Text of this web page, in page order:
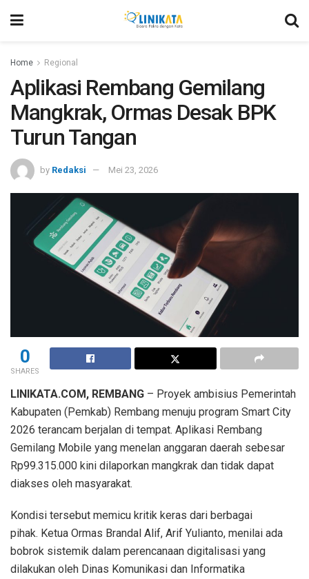
Home Regional
Aplikasi Rembang Gemilang
Mangkrak, Ormas Desak BPK
Turun Tangan
by Redaksi Mei 23, 2026
0
SHARES
LINIKATA.COM, REMBANG – Proyek ambisius Pemerintah
Kabupaten (Pemkab) Rembang menuju program Smart City
2026 terancam berjalan di tempat. Aplikasi Rembang
Gemilang Mobile yang menelan anggaran daerah sebesar
Rp99.315.000 kini dilaporkan mangkrak dan tidak dapat
diakses oleh masyarakat.
Kondisi tersebut memicu kritik keras dari berbagai
pihak. Ketua Ormas Brandal Alif, Arif Yulianto, menilai ada
bobrok sistemik dalam perencanaan digitalisasi yang
dilakukan oleh Dinas Komunikasi dan Informatika